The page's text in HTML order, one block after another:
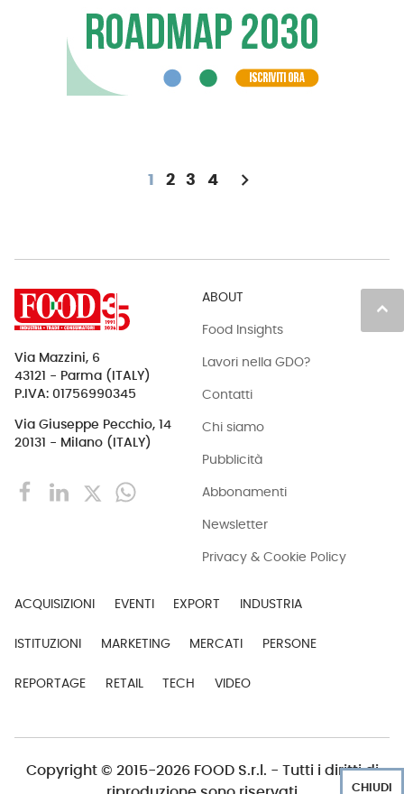
1 2 3 4 chevron_right
keyboard_arrow_up
Via Mazzini, 6
43121 - Parma (ITALY)
P.IVA: 01756990345
Via Giuseppe Pecchio, 14
20131 - Milano (ITALY)
ABOUT
Food Insights
Lavori nella GDO?
Contatti
Chi siamo
Pubblicità
Abbonamenti
Newsletter
Privacy & Cookie Policy
ACQUISIZIONI EVENTI EXPORT INDUSTRIA
ISTITUZIONI MARKETING MERCATI PERSONE
REPORTAGE RETAIL TECH VIDEO
Copyright © 2015-2026 FOOD S.r.l. - Tutti i diritti di
CHIUDI